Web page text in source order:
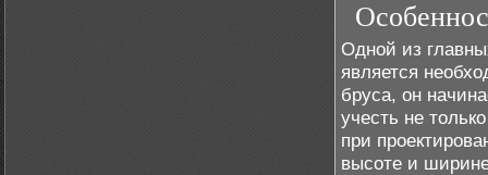
Одной из
является
бруса, он
учесть не
при
высоте и